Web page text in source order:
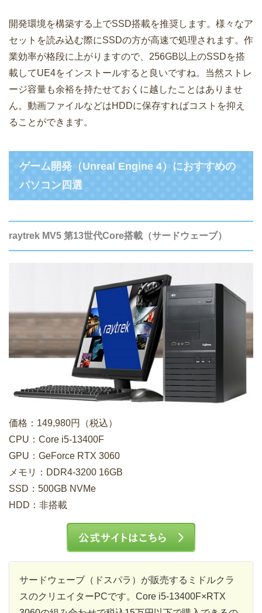
開発環境を構築する上でSSD搭載を推奨します。様々なア
セットを読み込む際にSSDの方が高速で処理されます。作
業効率が格段に上がりますので、256GB以上のSSDを搭
載してUE4をインストールすると良いですね。当然ストレ
ージ容量も余裕を持たせておくに越したことはありませ
ん。動画ファイルなどはHDDに保存すればコストを抑え
ることができます。
ゲーム開発（Unreal Engine 4）におすすめの
パソコン四選
raytrek MV5 第13世代Core搭載（サードウェーブ）
価格：149,980円（税込）
CPU：Core i5-13400F
GPU：GeForce RTX 3060
メモリ：DDR4-3200 16GB
SSD：500GB NVMe
HDD：非搭載
サードウェーブ（ドスパラ）が販売するミドルクラ
スのクリエイターPCです。Core i5-13400F×RTX